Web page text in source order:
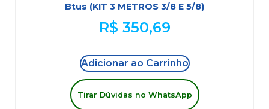
Btus (KIT 3 METROS 3/8 E 5/8)
R$ 350,69
Adicionar ao Carrinho
Tirar Dúvidas no WhatsApp